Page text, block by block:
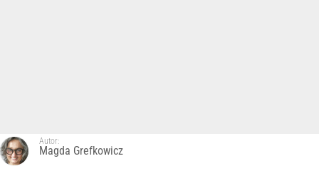
Autor:
Magda Grefkowicz